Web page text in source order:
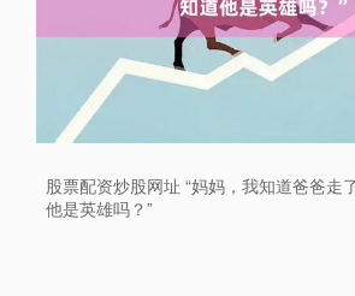
股票配资炒股网址 “妈妈，我知道爸爸走
他是英雄吗？”